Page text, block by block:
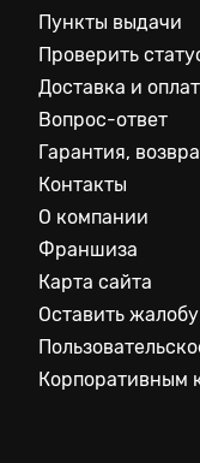
Пункты выдачи
Проверить
Доставка и
Вопрос-ответ
Гарантия,
Контакты
О компании
Франшиза
Карта сайта
Оставить жалобу
Корпоративным